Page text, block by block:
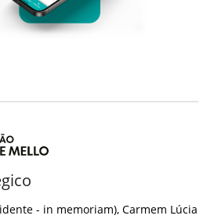
- in memoriam), Carmem Lúcia